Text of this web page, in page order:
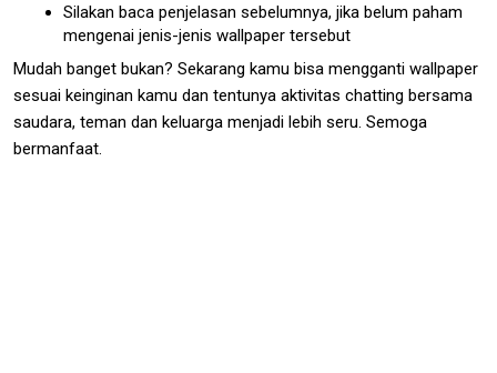
Silakan baca penjelasan sebelumnya, jika belum paham
mengenai jenis-jenis wallpaper tersebut
Mudah banget bukan? Sekarang kamu bisa mengganti wallpaper
sesuai keinginan kamu dan tentunya aktivitas chatting bersama
saudara, teman dan keluarga menjadi lebih seru. Semoga
bermanfaat.